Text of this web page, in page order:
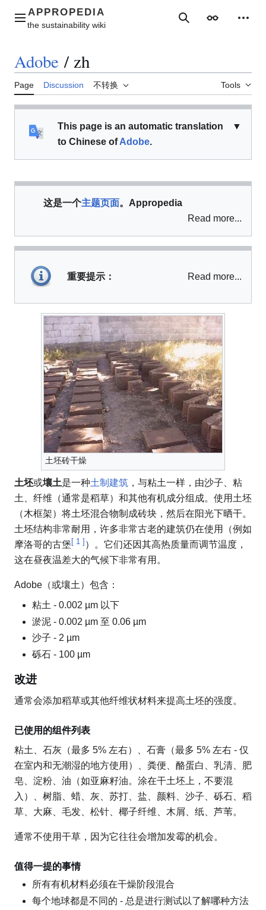
contentMain menu SearchAppearance
Adobe / zh
Page Discussion 不转换 Tools
▼
This page is an automatic translation
to Chinese ofAdobe.
这是一个主题页面。Appropedia
Read more...
重要提示： Read more...
土坯砖干燥
土坯或壤土是一种土制建筑 ，与粘土一样，由沙子、粘
土、纤维（通常是稻草）和其他有机成分组成。使用土坯
（木框架）将土坯混合物制成砖块，然后在阳光下晒干。
土坯结构非常耐用，许多非常古老的建筑仍在使用（例如
摩洛哥的古堡[ 1 ] ）。它们还因其高热质量而调节温度，
这在昼夜温差大的气候下非常有用。
Adobe（或壤土）包含：
粘土 - 0.002 µm 以下
淤泥 - 0.002 µm 至 0.06 µm
沙子 - 2 µm
砾石 - 100 µm
改进
通常会添加稻草或其他纤维状材料来提高土坯的强度。
已使用的组件列表
粘土、石灰（最多 5% 左右）、石膏（最多 5% 左右 - 仅
在室内和无潮湿的地方使用）、粪便、酪蛋白、乳清、肥
皂、淀粉、油（如亚麻籽油。涂在干土坯上，不要混
入）、树脂、蜡、灰、苏打、盐、颜料、沙子、砾石、稻
草、大麻、毛发、松针、椰子纤维、木屑、纸、芦苇。
通常不使用干草，因为它往往会增加发霉的机会。
值得一提的事情
所有有机材料必须在干燥阶段混合
每个地球都是不同的 - 总是进行测试以了解哪种方法